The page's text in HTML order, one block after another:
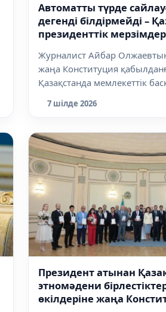
Автоматты түрде
дегенді білдірмейді –
президенттік
Журналист Айбар Олжаевтың
жаңа Конституция
Қазақстанда мемлекеттік
7 шілде 2026
Президент атынан
этномәдени
өкілдеріне жаңа